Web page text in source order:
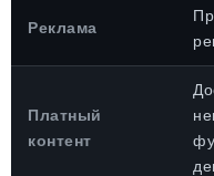
Реклама
Платный
контент